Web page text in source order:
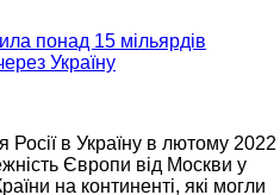
в Україну в лютому 2022
Європи від Москви у
на континенті, які могли